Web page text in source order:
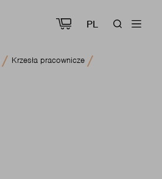
PL
Krzesła pracownicze